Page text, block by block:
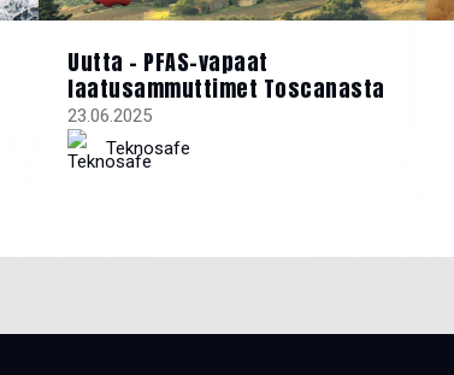
Uutta – PFAS-vapaat
laatusammuttimet Toscanasta
23.06.2025
Teknosafe